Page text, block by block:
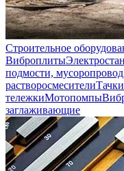
Строительное
Виброплиты
подмости,
растворосмесители
тележкиМотопомпы
заглаживающие